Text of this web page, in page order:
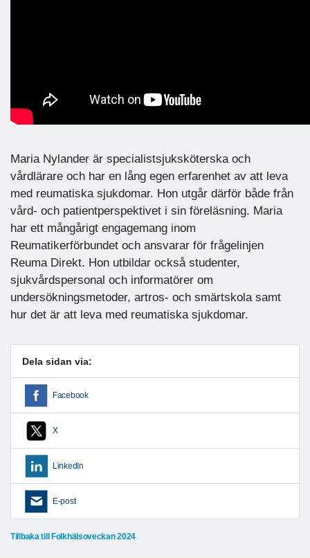
Maria Nylander är specialistsjuksköterska och
vårdlärare och har en lång egen erfarenhet av att leva
med reumatiska sjukdomar. Hon utgår därför både från
vård- och patientperspektivet i sin föreläsning. Maria
har ett mångårigt engagemang inom
Reumatikerförbundet och ansvarar för frågelinjen
Reuma Direkt. Hon utbildar också studenter,
sjukvårdspersonal och informatörer om
undersökningsmetoder, artros- och smärtskola samt
hur det är att leva med reumatiska sjukdomar.
Dela sidan via:
Facebook
X
LinkedIn
E-post
Tillbaka till Folkhälsoveckan 2024